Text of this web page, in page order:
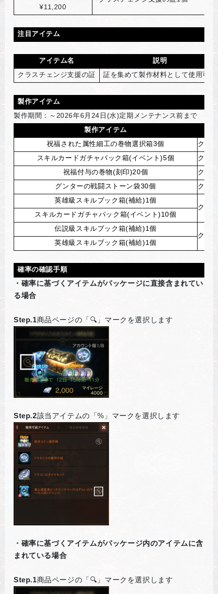
¥11,200
注目アイテム
アイテム名
説明
クラスチェンジ支援の証
証を集めて製作材料として使用可能
製作アイテム
製作期間：～2026年6月24日(水)定期メンテナンス前まで
製作アイテム
祝福された属性細工の巻物選択箱3個
クラ
スキルカードガチャパック箱(イベント)5個
クラ
祝福付与の巻物(刻印)20個
クラ
グンターの戦闘ストーン袋30個
クラ
英雄級スキルブック箱(補給)1個
クラ
スキルカードガチャパック箱(イベント)10個
伝説級スキルブック箱(補給)1個
クラ
英雄級スキルブック箱(補給)1個
確率の確認手順
・確率に基づくアイテムがパッケージに直接含まれてい
る場合
Step.1商品ページの「🔍」マークを選択します
Step.2該当アイテムの「%」マークを選択します
・確率に基づくアイテムがパッケージ内のアイテムに含
まれている場合
Step.1商品ページの「🔍」マークを選択します